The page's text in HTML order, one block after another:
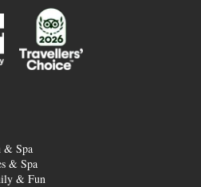
& Spa
& Spa
& Fun